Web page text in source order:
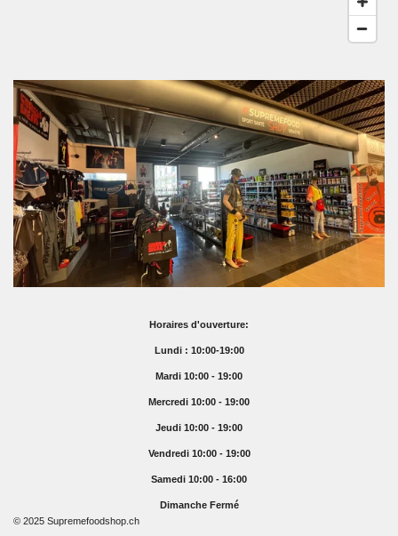
Horaires d'ouverture:
Lundi : 10:00-19:00
Mardi 10:00 - 19:00
Mercredi 10:00 - 19:00
Jeudi 10:00 - 19:00
Vendredi 10:00 - 19:00
Samedi 10:00 - 16:00
Dimanche Fermé
© 2025 Supremefoodshop.ch